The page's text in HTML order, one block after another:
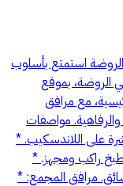
استمتع بأسلوب
الروضة، بموقع
مع مرافق
مواصفات
على اللاندسكيب. *
راكب ومجهز. *
مرافق المجمع: *